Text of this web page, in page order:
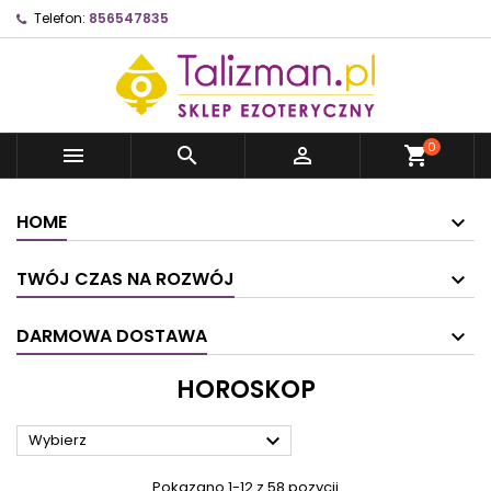
Telefon: 856547835
   shopping_cart0
HOME
TWÓJ CZAS NA ROZWÓJ
DARMOWA DOSTAWA
HOROSKOP
Wybierz 